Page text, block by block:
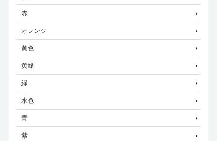
赤
オレンジ
黄色
黄緑
緑
水色
青
紫